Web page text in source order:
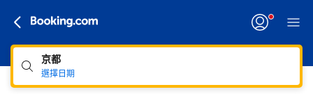
京都
選擇日期